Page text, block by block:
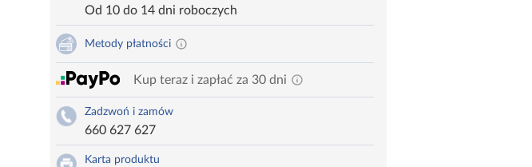
Od 10 do 14 dni roboczych
Metody płatności
Kup teraz i zapłać za 30 dni
Zadzwoń i zamów
660 627 627
Karta produktu